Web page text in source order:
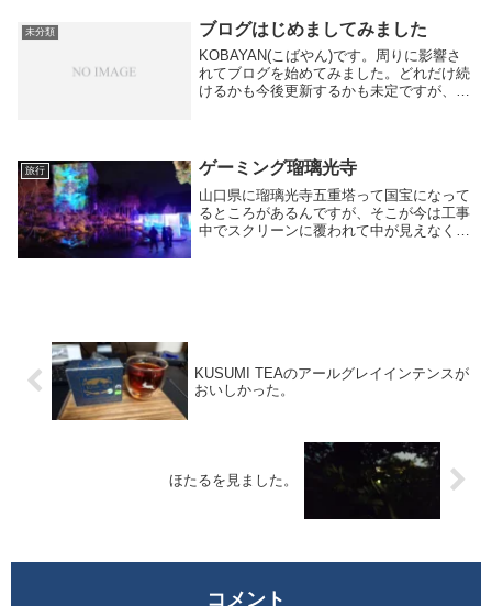
未分類 ブログはじめましてみました
KOBAYAN(こばやん)です。周りに影響さ
れてブログを始めてみました。どれだけ続
けるかも今後更新するかも未定ですが、よ
ておこ...
旅行 ゲーミング瑠璃光寺
山口県に瑠璃光寺五重塔って国宝になって
るところがあるんですが、そこが今は工事
中でスクリーンに覆われて中が見えなくな
KUSUMI TEAのアールグレイインテンスが
おいしかった。
ほたるを見ました。
コメント